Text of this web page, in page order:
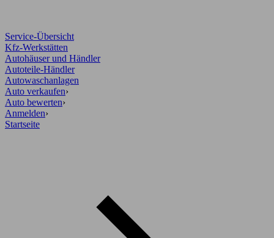
Service-Übersicht
Kfz-Werkstätten
Autohäuser und Händler
Autoteile-Händler
Autowaschanlagen
Auto verkaufen›
Auto bewerten›
Anmelden›
Startseite